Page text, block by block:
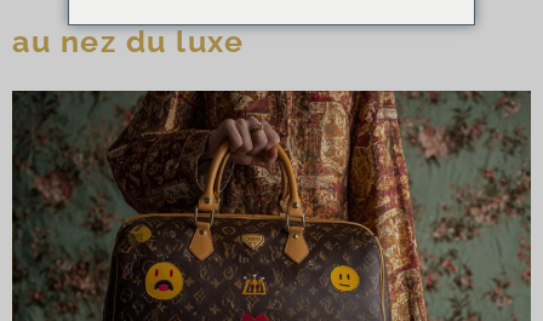
au nez du luxe